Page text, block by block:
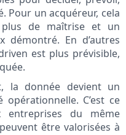
Pour un acquéreur, cela
de maîtrise et un
démontré. En d’autres
est plus prévisible,
la donnée devient un
C’est ce
entreprises du même
être valorisées à